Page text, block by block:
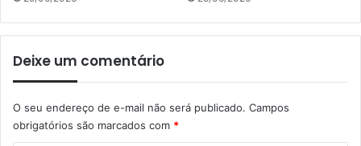
Deixe um comentário
O seu endereço de e-mail não será publicado. Campos
obrigatórios são marcados com *